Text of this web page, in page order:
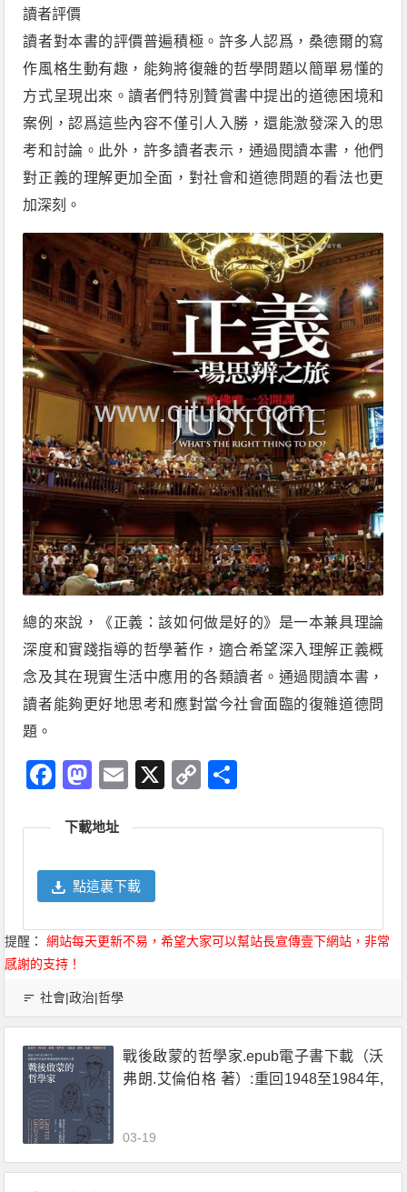
讀者評價
讀者對本書的評價普遍積極。許多人認爲，桑德爾的寫
作風格生動有趣，能夠將復雜的哲學問題以簡單易懂的
方式呈現出來。讀者們特別贊賞書中提出的道德困境和
案例，認爲這些內容不僅引人入勝，還能激發深入的思
考和討論。此外，許多讀者表示，通過閱讀本書，他們
對正義的理解更加全面，對社會和道德問題的看法也更
加深刻。
總的來說，《正義：該如何做是好的》是一本兼具理論
深度和實踐指導的哲學著作，適合希望深入理解正義概
念及其在現實生活中應用的各類讀者。通過閱讀本書，
讀者能夠更好地思考和應對當今社會面臨的復雜道德問
題。
Facebook
Mastodon
Email
X
Copy
下載地址
點這裏下載
提醒：
網站每天更新不易，希望大家可以幫站長宣傳壹下網站，非常
感謝的支持！
社會|政治|哲學
戰後啟蒙的哲學家.epub電子書下載（沃
弗朗.艾倫伯格 著）:重回1948至1984年,
03-19